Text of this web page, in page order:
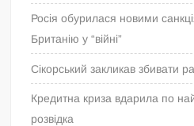
Росія обурилася новими
Британію у “війні”
Сікорський закликав збивати
Кредитна криза вдарила по
розвідка